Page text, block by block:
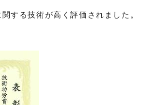
する技術が高く評価されました。